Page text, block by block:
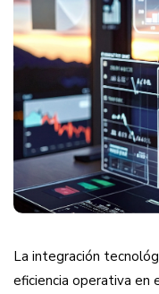
La integración
eficiencia operativa en